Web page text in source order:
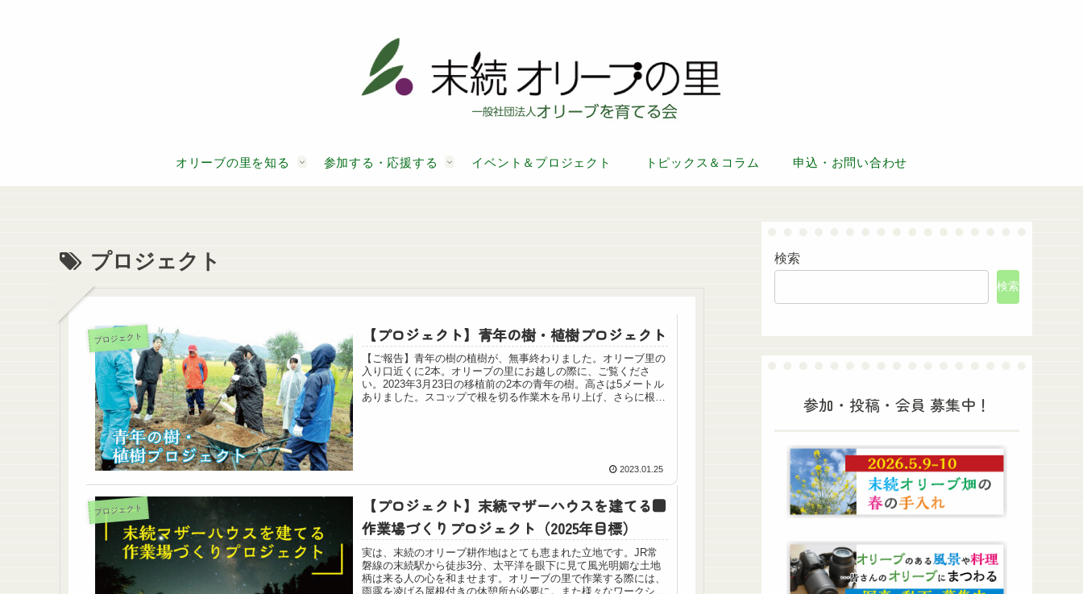
オリーブの里を知る 参加する・応援する イベント＆プロジェクト トピックス＆コラム 申込・お問い合わせ
プロジェクト
プロジェクト 【プロジェクト】青年の樹・植樹プロジェクト
【ご報告】青年の樹の植樹が、無事終わりました。オリーブ里の
入り口近くに2本。オリーブの里にお越しの際に、ご覧くださ
い。2023年3月23日の移植前の2本の青年の樹。高さは5メートル
ありました。スコップで根を切る作業木を吊り上げ、さらに根を
2023.01.25
プロジェクト
【プロジェクト】末続マザーハウスを建てる■
作業場づくりプロジェクト（2025年目標）
実は、末続のオリーブ耕作地はとても恵まれた立地です。JR常
磐線の末続駅から徒歩3分、太平洋を眼下に見て風光明媚な土地
柄は来る人の心を和ませます。オリーブの里で作業する際には、
雨露を凌げる屋根付きの休憩所が必要に。また様々なワークショ
検索
検索
参加・投稿・会員 募集中！